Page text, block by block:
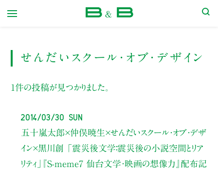
せんだいスクール・オブ・デザイン
1件の投稿が見つかりました。
2014/03/30 Sun
五十嵐太郎×仲俣暁生×せんだいスクール・オブ・デザ
イン×黒川創 「震災後文学：震災後の小説空間とリア
リティ」『S-meme7 仙台文学・映画の想像力』配布記